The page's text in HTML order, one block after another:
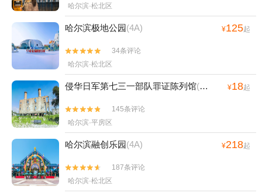
哈尔滨·松北区
哈尔滨极地公园(4A) ¥125起


34条评论
哈尔滨·松北区
侵华日军第七三一部队罪证陈列馆(4A) ¥18起


145条评论
哈尔滨·平房区
哈尔滨融创乐园(4A) ¥218起


187条评论
哈尔滨·松北区